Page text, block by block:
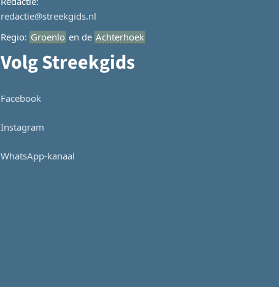
redactie@streekgids.nl
Regio: Groenlo en de Achterhoek
Volg Streekgids
Facebook
Instagram
WhatsApp-kanaal